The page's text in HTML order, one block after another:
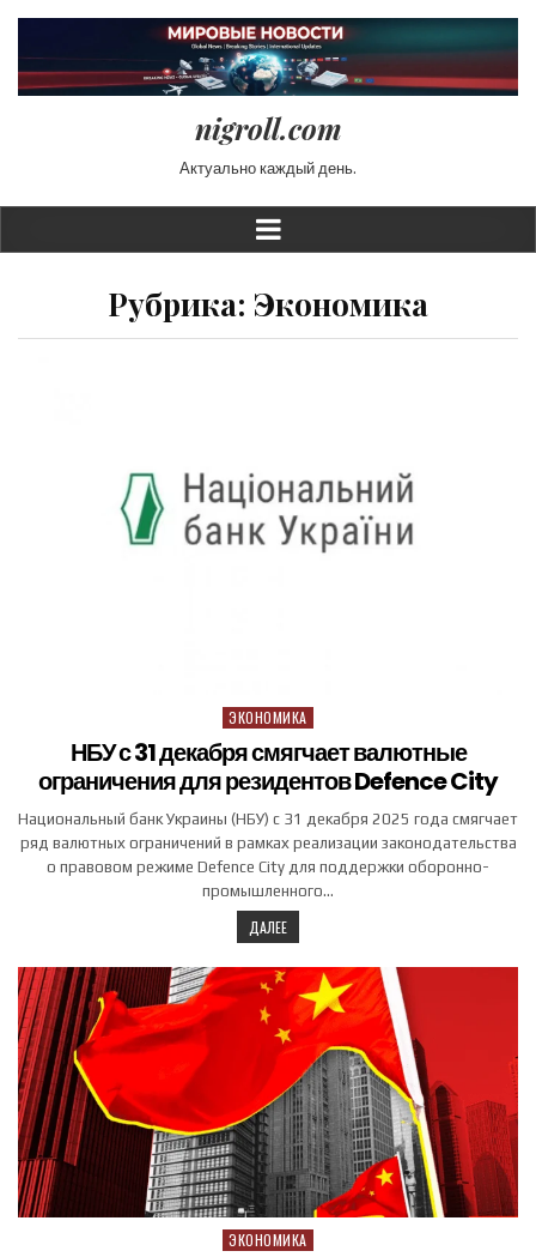
nigroll.com
Актуально каждый день.
Рубрика: Экономика
Posted in
ЭКОНОМИКА
НБУ с 31 декабря смягчает валютные
ограничения для резидентов Defence City
Национальный банк Украины (НБУ) с 31 декабря 2025 года смягчает
ряд валютных ограничений в рамках реализации законодательства
о правовом режиме Defence City для поддержки оборонно-
промышленного…
ДАЛЕЕ
Posted in
ЭКОНОМИКА